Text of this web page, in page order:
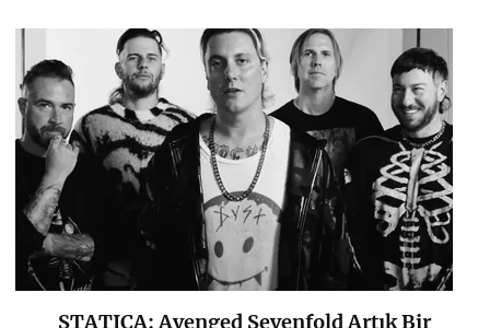
STATICA: Avenged Sevenfold Artık Bir